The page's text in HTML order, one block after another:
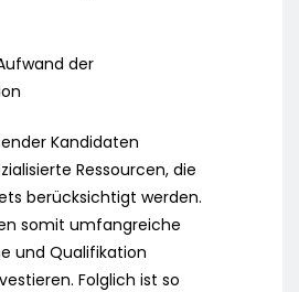
der
Kandidaten
Ressourcen, die
berücksichtigt werden.
somit umfangreiche
und Qualifikation
Folglich ist so